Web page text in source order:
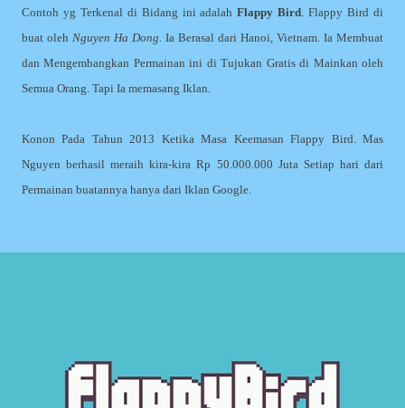
Contoh yg Terkenal di Bidang ini adalahFlappy Bird . Flappy Bird di
buat oleh Nguyen Ha Dong . Ia Berasal dari Hanoi, Vietnam. Ia Membuat
dan Mengembangkan Permainan ini di Tujukan Gratis di Mainkan oleh
Semua Orang. Tapi Ia memasang Iklan.
Konon Pada Tahun 2013 Ketika Masa Keemasan Flappy Bird. Mas
Nguyen berhasil meraih kira-kira Rp 50.000.000 Juta Setiap hari dari
Permainan buatannya hanya dari Iklan Google.